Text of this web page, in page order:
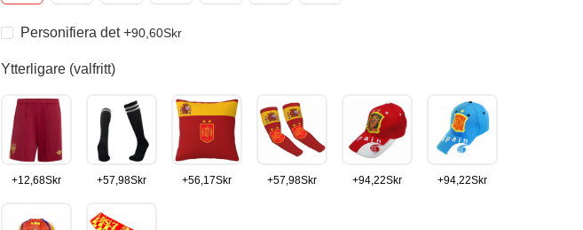
Personifiera det+90,60Skr
Ytterligare (valfritt)
+12,68Skr +57,98Skr +56,17Skr +57,98Skr +94,22Skr +94,22Skr